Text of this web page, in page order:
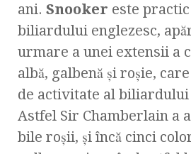
ani. Snooker este
biliardului englezesc,
urmare a unei extensii a
albă, galbenă şi roşie,
de activitate al biliardului
Astfel Sir Chamberlain a
bile roşii, şi încă cinci